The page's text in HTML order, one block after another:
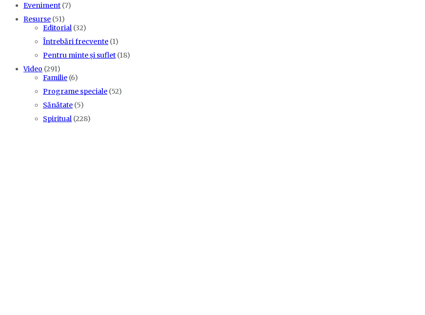
Eveniment (7)
Resurse (51)
Editorial (32)
Întrebări frecvente (1)
Pentru minte și suflet (18)
Video (291)
Familie (6)
Programe speciale (52)
Sănătate (5)
Spiritual (228)